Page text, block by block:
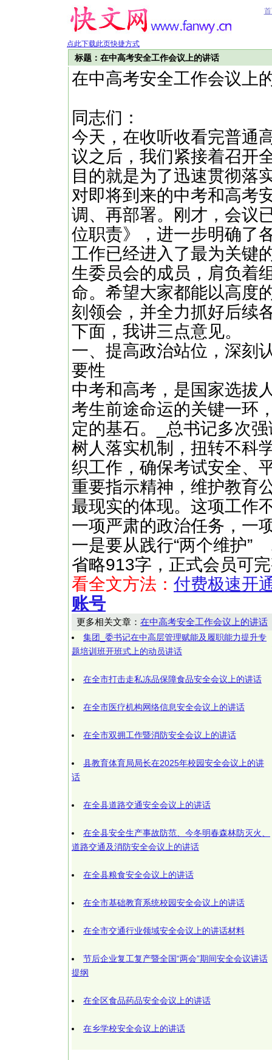
点此下载此页快捷方式
标题：在中高考安全工作会议上的讲话
在中高考安全工作会议上
同志们：
今天，在收听收看完普通
议之后，我们紧接着召开
目的就是为了迅速贯彻落
对即将到来的中考和高考
调、再部署。刚才，会议
位职责》，进一步明确了
工作已经进入了最为关键
生委员会的成员，肩负着
命。希望大家都能以高度
刻领会，并全力抓好后续
下面，我讲三点意见。
一、提高政治站位，深刻
要性
中考和高考，是国家选拔
考生前途命运的关键一环
定的基石。_总书记多次
树人落实机制，扭转不科
织工作，确保考试安全、
重要指示精神，维护教育
最现实的体现。这项工作
一项严肃的政治任务，一
一是要从践行“两个维护
省略913字，正式会员可
看全文方法： 付费极速开
账号
更多相关文章： 在中高考安全工作会议上的讲话
集团_委书记在中高层管理赋能及履职能力提升专
题培训班开班式上的动员讲话
在全市打击走私冻品保障食品安全会议上的讲话
在全市医疗机构网络信息安全会议上的讲话
在全市双拥工作暨消防安全会议上的讲话
县教育体育局局长在2025年校园安全会议上的讲
话
在全县道路交通安全会议上的讲话
在全县安全生产事故防范、今冬明春森林防灭火、
道路交通及消防安全会议上的讲话
在全县粮食安全会议上的讲话
在全市基础教育系统校园安全会议上的讲话
在全市交通行业领域安全会议上的讲话材料
节后企业复工复产暨全国“两会”期间安全会议讲话
提纲
在全区食品药品安全会议上的讲话
在乡学校安全会议上的讲话